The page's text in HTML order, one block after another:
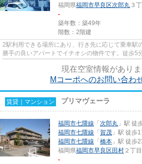
福岡県福岡市早良区次郎丸 ３
-
築年数：築49年
階数：2階建
2駅利用できる場所にあり、行き先に応じて乗車駅
勝手の良いアパートでイチオシの物件です。徒歩5
現在空室情報がありま
Mコーポへのお問い合わ
賃貸｜マンション プリマヴェーラ
福岡市七隈線 「 次郎丸 」駅 徒
福岡市七隈線 「 賀茂 」駅 徒歩
福岡市七隈線 「 橋本 」駅 徒歩
福岡県福岡市早良区 田村 ２丁
-